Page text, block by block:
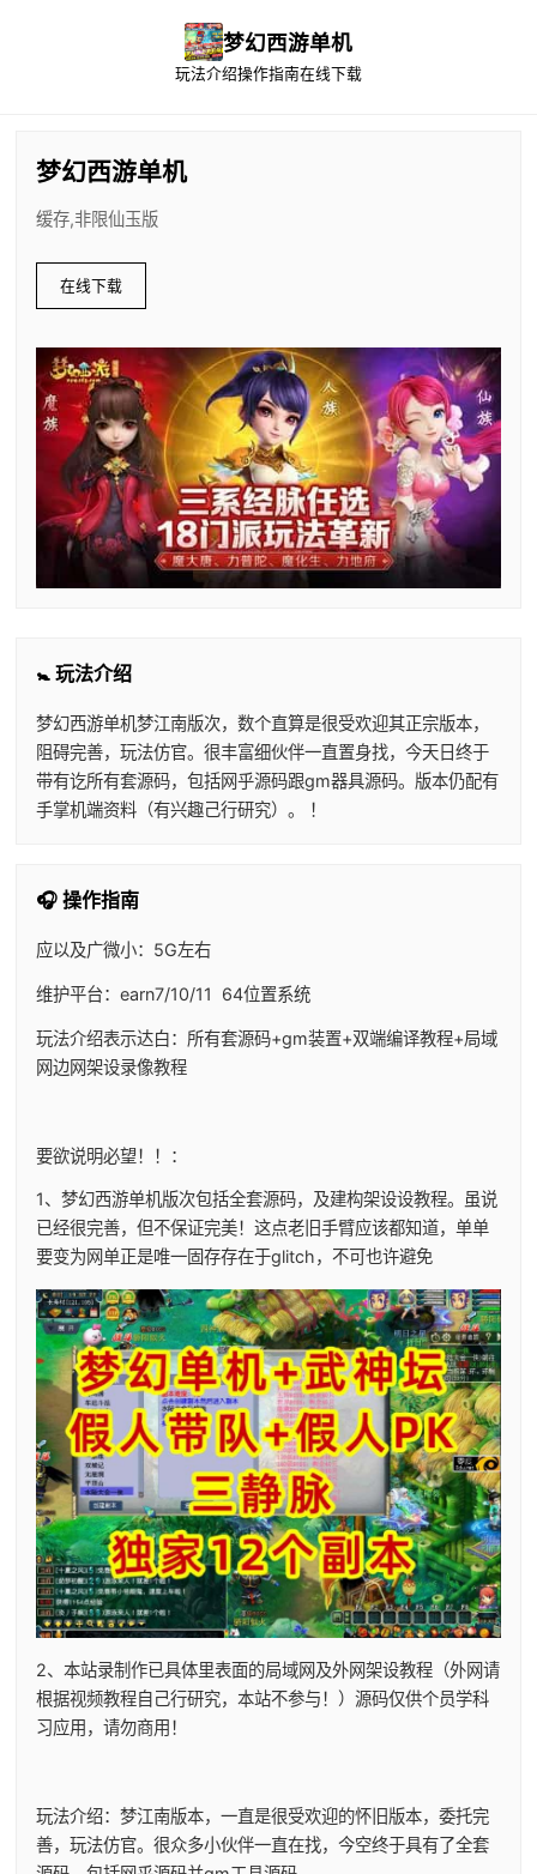
梦幻西游单机
玩法介绍操作指南在线下载
梦幻西游单机
缓存,非限仙玉版
在线下载
🚼 玩法介绍
梦幻西游单机梦江南版次，数个直算是很受欢迎其正宗版本，
阻碍完善，玩法仿官。很丰富细伙伴一直置身找，今天日终于
带有讫所有套源码，包括网乎源码跟gm器具源码。版本仍配有
手掌机端资料（有兴趣己行研究）。 ！
🎧 操作指南
应以及广微小：5G左右
维护平台：earn7/10/11 64位置系统
玩法介绍表示达白：所有套源码+gm装置+双端编译教程+局域
网边网架设录像教程
要欲说明必望！！：
1、 梦幻西游单机版次包括全套源码，及建构架设设教程。虽说
已经很完善，但不保证完美！这点老旧手臂应该都知道，单单
要变为网单正是唯一固存存在于glitch，不可也许避免
2、本站录制作已具体里表面的局域网及外网架设教程（外网请
根据视频教程自己行研究，本站不参与！）源码仅供个员学科
习应用，请勿商用！
玩法介绍：梦江南版本，一直是很受欢迎的怀旧版本，委托完
善，玩法仿官。很众多小伙伴一直在找，今空终于具有了全套